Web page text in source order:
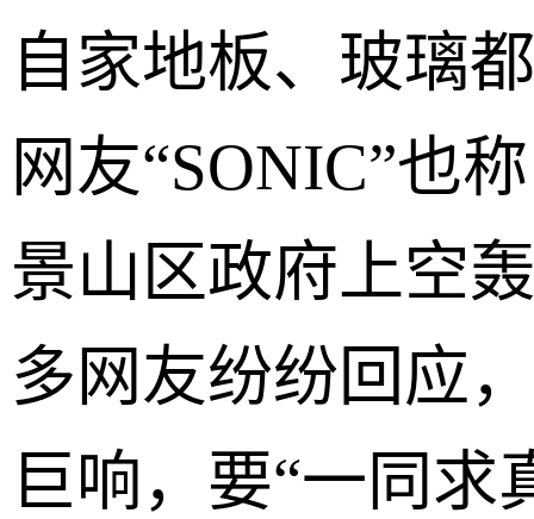
自家地板、玻璃
网友“SONIC”也
景山区政府上空
多网友纷纷回应
巨响，要“一同求